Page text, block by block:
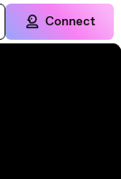
Connect